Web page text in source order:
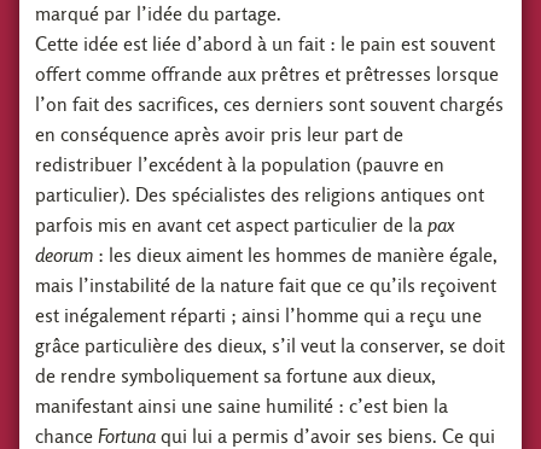
marqué par l’idée du partage.
Cette idée est liée d’abord à un fait : le pain est souvent
offert comme offrande aux prêtres et prêtresses lorsque
l’on fait des sacrifices, ces derniers sont souvent chargés
en conséquence après avoir pris leur part de
redistribuer l’excédent à la population (pauvre en
particulier). Des spécialistes des religions antiques ont
parfois mis en avant cet aspect particulier de la pax
deorum : les dieux aiment les hommes de manière égale,
mais l’instabilité de la nature fait que ce qu’ils reçoivent
est inégalement réparti ; ainsi l’homme qui a reçu une
grâce particulière des dieux, s’il veut la conserver, se doit
de rendre symboliquement sa fortune aux dieux,
manifestant ainsi une saine humilité : c’est bien la
chance Fortuna qui lui a permis d’avoir ses biens. Ce qui